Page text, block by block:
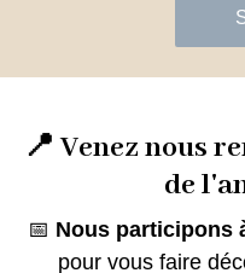
📍 Venez nous
de
📅 Nous participons
pour vous faire